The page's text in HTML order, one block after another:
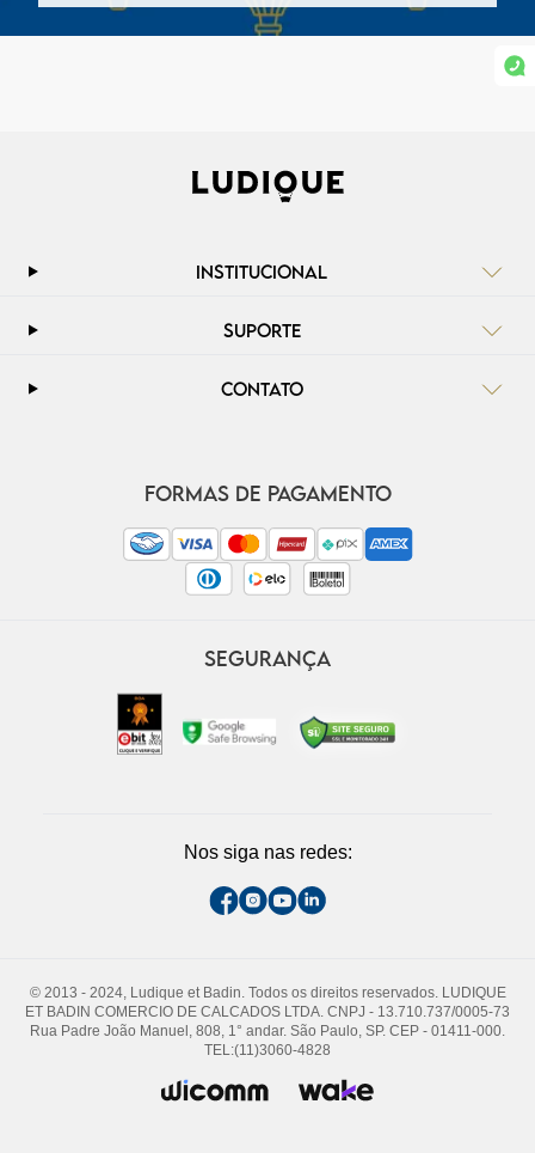
INSTITUCIONAL
SUPORTE
CONTATO
FORMAS DE PAGAMENTO
SEGURANÇA
Nos siga nas redes:
© 2013 - 2024, Ludique et Badin. Todos os direitos reservados. LUDIQUE
ET BADIN COMERCIO DE CALCADOS LTDA. CNPJ - 13.710.737/0005-73
Rua Padre João Manuel, 808, 1° andar. São Paulo, SP. CEP - 01411-000.
TEL:(11)3060-4828